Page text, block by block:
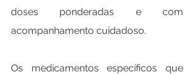
doses ponderadas e com
acompanhamento cuidadoso.
Os medicamentos específicos que